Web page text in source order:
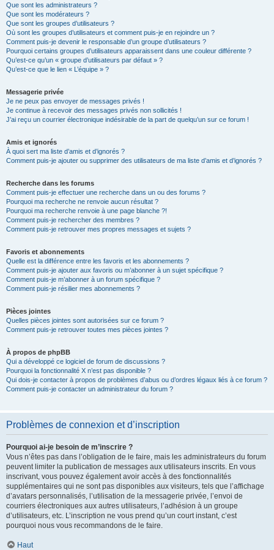
Que sont les administrateurs ?
Que sont les modérateurs ?
Que sont les groupes d’utilisateurs ?
Où sont les groupes d’utilisateurs et comment puis-je en rejoindre un ?
Comment puis-je devenir le responsable d’un groupe d’utilisateurs ?
Pourquoi certains groupes d’utilisateurs apparaissent dans une couleur différente ?
Qu’est-ce qu’un « groupe d’utilisateurs par défaut » ?
Qu’est-ce que le lien « L’équipe » ?
Messagerie privée
Je ne peux pas envoyer de messages privés !
Je continue à recevoir des messages privés non sollicités !
J’ai reçu un courrier électronique indésirable de la part de quelqu’un sur ce forum !
Amis et ignorés
À quoi sert ma liste d’amis et d’ignorés ?
Comment puis-je ajouter ou supprimer des utilisateurs de ma liste d’amis et d’ignorés ?
Recherche dans les forums
Comment puis-je effectuer une recherche dans un ou des forums ?
Pourquoi ma recherche ne renvoie aucun résultat ?
Pourquoi ma recherche renvoie à une page blanche ?!
Comment puis-je rechercher des membres ?
Comment puis-je retrouver mes propres messages et sujets ?
Favoris et abonnements
Quelle est la différence entre les favoris et les abonnements ?
Comment puis-je ajouter aux favoris ou m’abonner à un sujet spécifique ?
Comment puis-je m’abonner à un forum spécifique ?
Comment puis-je résilier mes abonnements ?
Pièces jointes
Quelles pièces jointes sont autorisées sur ce forum ?
Comment puis-je retrouver toutes mes pièces jointes ?
À propos de phpBB
Qui a développé ce logiciel de forum de discussions ?
Pourquoi la fonctionnalité X n’est pas disponible ?
Qui dois-je contacter à propos de problèmes d’abus ou d’ordres légaux liés à ce forum ?
Comment puis-je contacter un administrateur du forum ?
Problèmes de connexion et d’inscription
Pourquoi ai-je besoin de m’inscrire ?
Vous n’êtes pas dans l’obligation de le faire, mais les administrateurs du forum
peuvent limiter la publication de messages aux utilisateurs inscrits. En vous
inscrivant, vous pouvez également avoir accès à des fonctionnalités
supplémentaires qui ne sont pas disponibles aux visiteurs, tels que l’affichage
d’avatars personnalisés, l’utilisation de la messagerie privée, l’envoi de
courriers électroniques aux autres utilisateurs, l’adhésion à un groupe
d’utilisateurs, etc. L’inscription ne vous prend qu’un court instant, c’est
pourquoi nous vous recommandons de le faire.
Haut